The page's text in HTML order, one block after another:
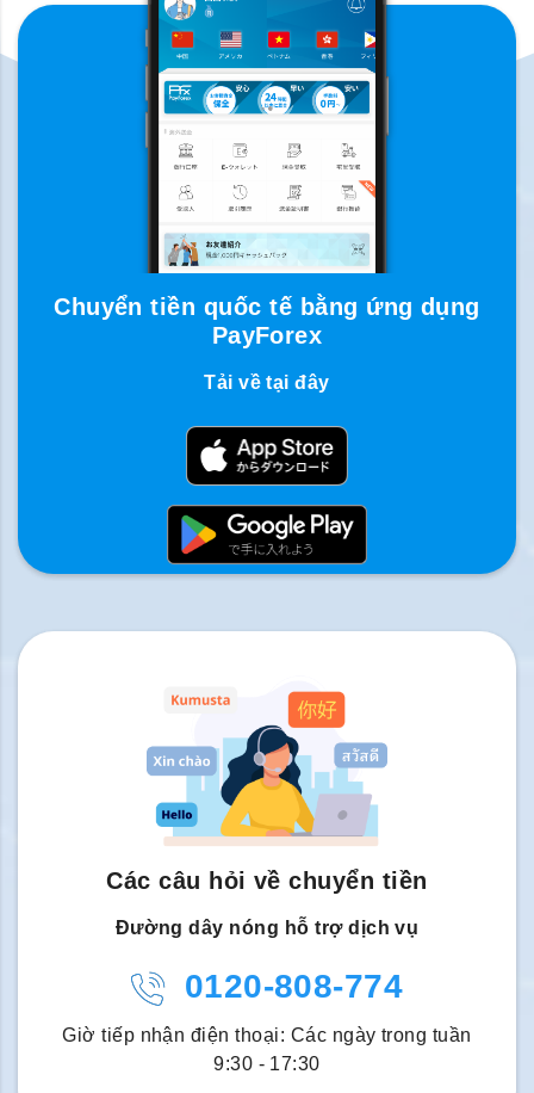
Chuyển tiền quốc tế bằng ứng dụng
PayForex
Tải về tại đây
Các câu hỏi về chuyển tiền
Đường dây nóng hỗ trợ dịch vụ
0120-808-774
Giờ tiếp nhận điện thoại: Các ngày trong tuần
9:30 - 17:30